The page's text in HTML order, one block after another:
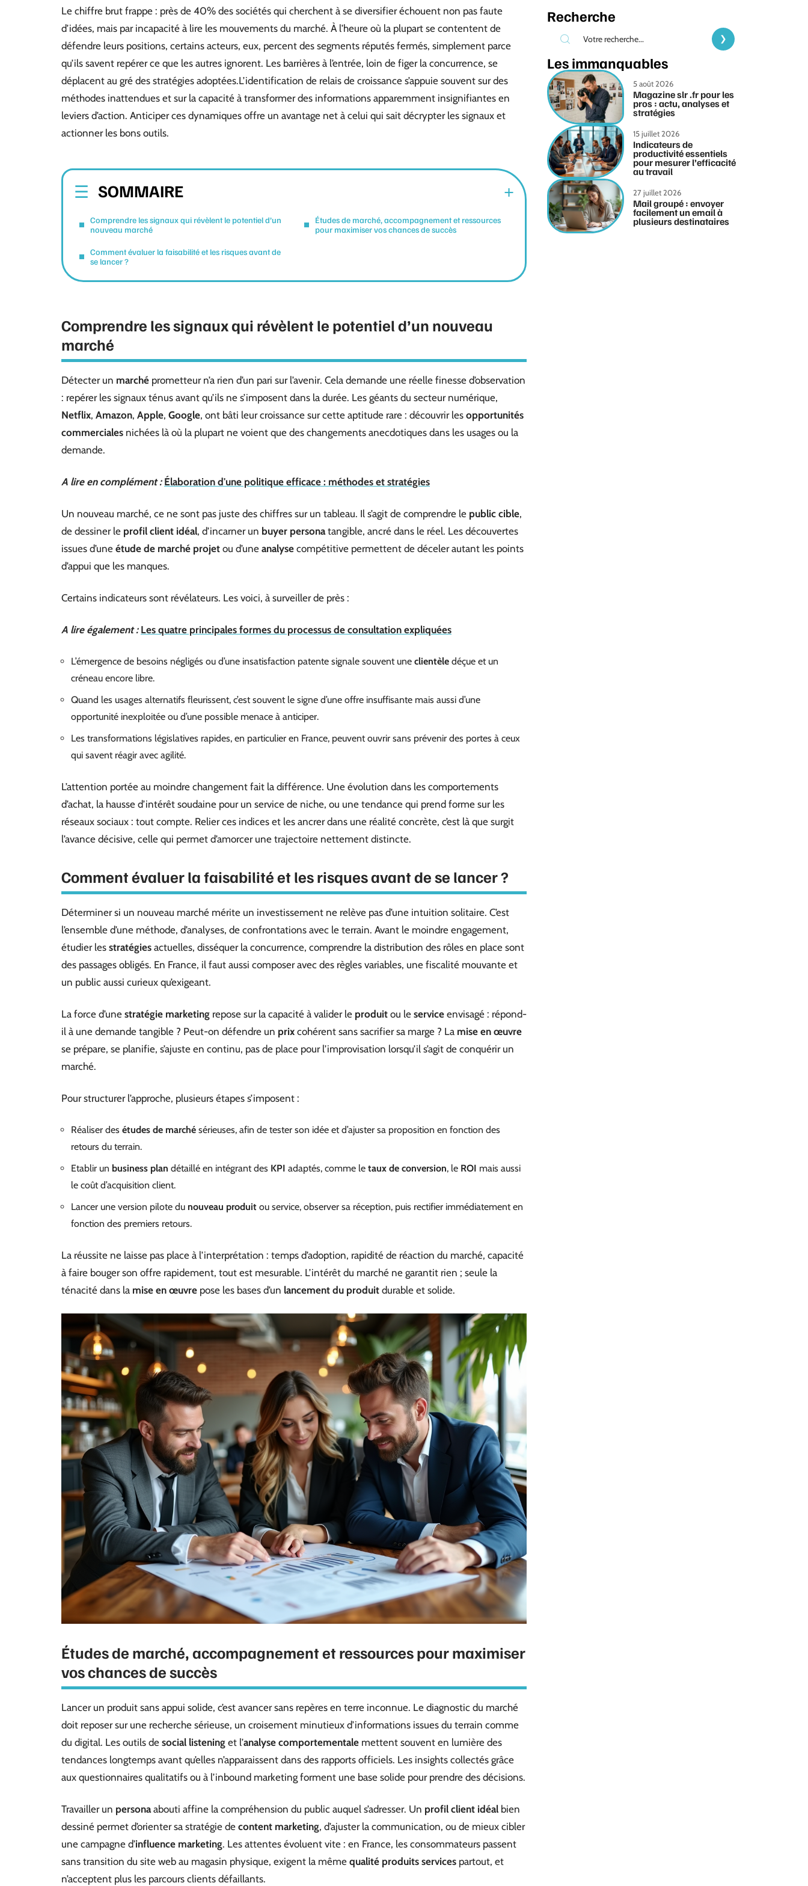
Le chiffre brut frappe : près de 40% des sociétés qui cherchent à se diversifier échouent non pas faute
d’idées, mais par incapacité à lire les mouvements du marché. À l’heure où la plupart se contentent de
défendre leurs positions, certains acteurs, eux, percent des segments réputés fermés, simplement parce
qu’ils savent repérer ce que les autres ignorent. Les barrières à l’entrée, loin de figer la concurrence, se
déplacent au gré des stratégies adoptées.L’identification de relais de croissance s’appuie souvent sur des
méthodes inattendues et sur la capacité à transformer des informations apparemment insignifiantes en
leviers d’action. Anticiper ces dynamiques offre un avantage net à celui qui sait décrypter les signaux et
actionner les bons outils.
SOMMAIRE
Comprendre les signaux qui révèlent le potentiel d’un
nouveau marché
Comment évaluer la faisabilité et les risques avant de
se lancer ?
Études de marché, accompagnement et ressources
pour maximiser vos chances de succès
Comprendre les signaux qui révèlent le potentiel d’un nouveau
marché
Détecter un marché prometteur n’a rien d’un pari sur l’avenir. Cela demande une réelle finesse d’observation
: repérer les signaux ténus avant qu’ils ne s’imposent dans la durée. Les géants du secteur numérique,
Netflix, Amazon, Apple, Google, ont bâti leur croissance sur cette aptitude rare : découvrir les opportunités
commerciales nichées là où la plupart ne voient que des changements anecdotiques dans les usages ou la
demande.
A lire en complément : Élaboration d'une politique efficace : méthodes et stratégies
Un nouveau marché, ce ne sont pas juste des chiffres sur un tableau. Il s’agit de comprendre le public cible,
de dessiner le profil client idéal, d’incarner un buyer personatangible, ancré dans le réel. Les découvertes
issues d’une étude de marché projet ou d’une analyse compétitive permettent de déceler autant les points
d’appui que les manques.
Certains indicateurs sont révélateurs. Les voici, à surveiller de près :
A lire également : Les quatre principales formes du processus de consultation expliquées
L’émergence de besoins négligés ou d’une insatisfaction patente signale souvent une clientèle déçue et un
créneau encore libre.
Quand les usages alternatifs fleurissent, c’est souvent le signe d’une offre insuffisante mais aussi d’une
opportunité inexploitée ou d’une possible menace à anticiper.
Les transformations législatives rapides, en particulier en France, peuvent ouvrir sans prévenir des portes à ceux
qui savent réagir avec agilité.
L’attention portée au moindre changement fait la différence. Une évolution dans les comportements
d’achat, la hausse d’intérêt soudaine pour un service de niche, ou une tendance qui prend forme sur les
réseaux sociaux : tout compte. Relier ces indices et les ancrer dans une réalité concrète, c’est là que surgit
l’avance décisive, celle qui permet d’amorcer une trajectoire nettement distincte.
Comment évaluer la faisabilité et les risques avant de se lancer ?
Déterminer si un nouveau marché mérite un investissement ne relève pas d’une intuition solitaire. C’est
l’ensemble d’une méthode, d’analyses, de confrontations avec le terrain. Avant le moindre engagement,
étudier les stratégies actuelles, disséquer la concurrence, comprendre la distribution des rôles en place sont
des passages obligés. En France, il faut aussi composer avec des règles variables, une fiscalité mouvante et
un public aussi curieux qu’exigeant.
La force d’une stratégie marketing repose sur la capacité à valider le produit ou le service envisagé : répond-
il à une demande tangible ? Peut-on défendre un prix cohérent sans sacrifier sa marge ? La mise en œuvre
se prépare, se planifie, s’ajuste en continu, pas de place pour l’improvisation lorsqu’il s’agit de conquérir un
marché.
Pour structurer l’approche, plusieurs étapes s’imposent :
Réaliser des études de marché sérieuses, afin de tester son idée et d’ajuster sa proposition en fonction des
retours du terrain.
Etablir un business plan détaillé en intégrant des KPI adaptés, comme le taux de conversion, le ROI mais aussi
le coût d’acquisition client.
Lancer une version pilote du nouveau produit ou service, observer sa réception, puis rectifier immédiatement en
fonction des premiers retours.
La réussite ne laisse pas place à l’interprétation : temps d’adoption, rapidité de réaction du marché, capacité
à faire bouger son offre rapidement, tout est mesurable. L’intérêt du marché ne garantit rien ; seule la
ténacité dans la mise en œuvre pose les bases d’un lancement du produit durable et solide.
Études de marché, accompagnement et ressources pour maximiser
vos chances de succès
Lancer un produit sans appui solide, c’est avancer sans repères en terre inconnue. Le diagnostic du marché
doit reposer sur une recherche sérieuse, un croisement minutieux d’informations issues du terrain comme
du digital. Les outils de social listening et l’analyse comportementale mettent souvent en lumière des
tendances longtemps avant qu’elles n’apparaissent dans des rapports officiels. Les insights collectés grâce
aux questionnaires qualitatifs ou à l’inbound marketing forment une base solide pour prendre des décisions.
Travailler un personaabouti affine la compréhension du public auquel s’adresser. Un profil client idéal bien
dessiné permet d’orienter sa stratégie de content marketing, d’ajuster la communication, ou de mieux cibler
une campagne d’influence marketing. Les attentes évoluent vite : en France, les consommateurs passent
sans transition du site web au magasin physique, exigent la même qualité produits services partout, et
n’acceptent plus les parcours clients défaillants.
Recherche
Les immanquables
5 août 2026
Magazine slr .fr pour les
pros : actu, analyses et
stratégies
15 juillet 2026
Indicateurs de
productivité essentiels
pour mesurer l’efficacité
au travail
27 juillet 2026
Mail groupé : envoyer
facilement un email à
plusieurs destinataires